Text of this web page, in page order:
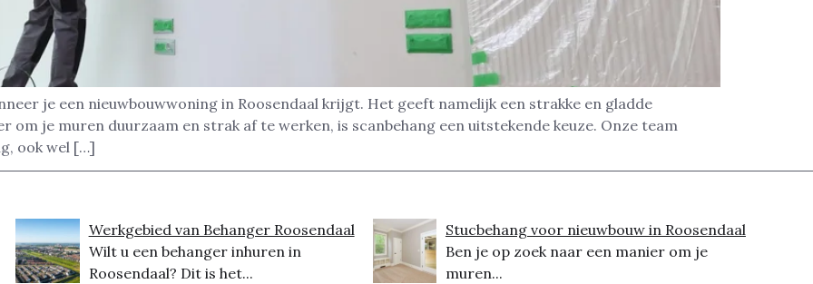
je een nieuwbouwwoning in Roosendaal krijgt. Het geeft namelijk een strakke en gladde
om je muren duurzaam en strak af te werken, is scanbehang een uitstekende keuze. Onze team
ook wel […]
Werkgebied van Behanger Roosendaal
Wilt u een behanger inhuren in
Roosendaal? Dit is het...
Stucbehang voor nieuwbouw in Roosendaal
Ben je op zoek naar een manier om je
muren...